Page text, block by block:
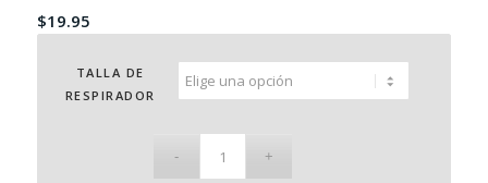
$19.95
TALLA DE
RESPIRADOR